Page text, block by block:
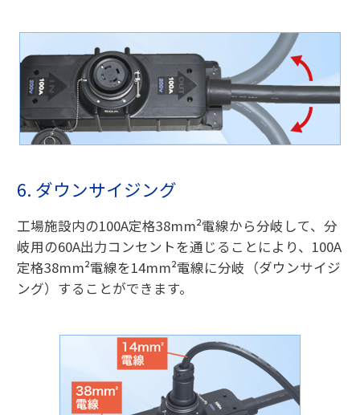
6. ダウンサイジング
工場施設内の100A定格38mm²電線から分岐して、分
岐用の60A出力コンセントを通じることにより、100A
定格38mm²電線を14mm²電線に分岐（ダウンサイジ
ング）することができます。